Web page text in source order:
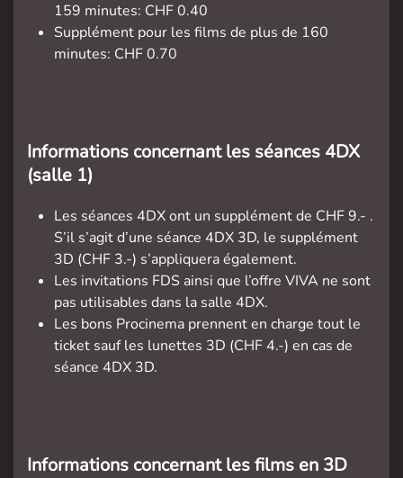
159 minutes: CHF 0.40
Supplément pour les films de plus de 160
minutes: CHF 0.70
Informations concernant les séances 4DX
(salle 1)
Les séances 4DX ont un supplément de CHF 9.- .
S’il s’agit d’une séance 4DX 3D, le supplément
3D (CHF 3.-) s’appliquera également.
Les invitations FDS ainsi que l’offre VIVA ne sont
pas utilisables dans la salle 4DX.
Les bons Procinema prennent en charge tout le
ticket sauf les lunettes 3D (CHF 4.-) en cas de
séance 4DX 3D.
Informations concernant les films en 3D